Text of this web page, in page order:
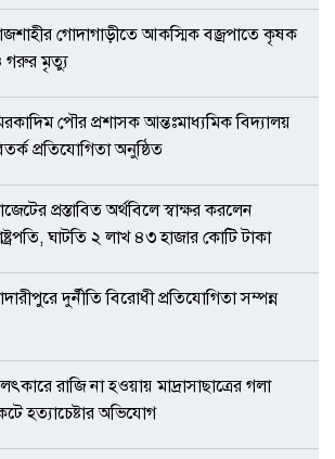
গোদাগাড়ীতে আকস্মিক বজ্রপাতে কৃষক
গরুর মৃত্যু
পৌর প্রশাসক আন্তঃমাধ্যমিক বিদ্যালয়
প্রতিযোগিতা অনুষ্ঠিত
প্রস্তাবিত অর্থবিলে স্বাক্ষর করলেন
ঘাটতি ২ লাখ ৪৩ হাজার কোটি টাকা
দুর্নীতি বিরোধী প্রতিযোগিতা সম্পন্ন
রাজি না হওয়ায় মাদ্রাসাছাত্রের গলা
হত্যাচেষ্টার অভিযোগ